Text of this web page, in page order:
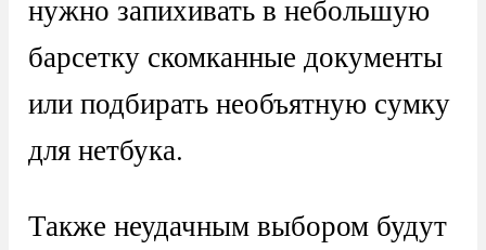
нужно запихивать в небольшую
барсетку скомканные документы
или подбирать необъятную сумку
для нетбука.
Также неудачным выбором будут